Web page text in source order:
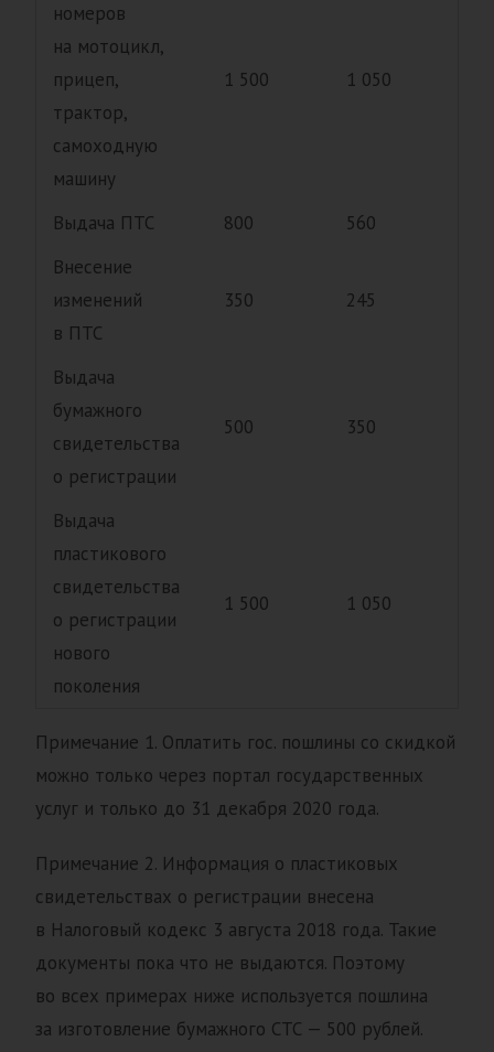
номеров
на мотоцикл,
прицеп,
трактор,
самоходную
машину
1 500 1 050
Выдача ПТС 800
560
Внесение
изменений
в ПТС
350 245
Выдача
бумажного
свидетельства
о регистрации
500 350
Выдача
пластикового
свидетельства
о регистрации
нового
поколения
1 500 1 050
Примечание 1. Оплатить гос. пошлины со скидкой
можно только через портал государственных
услуг и только до 31 декабря 2020 года.
Примечание 2. Информация о пластиковых
свидетельствах о регистрации внесена
в Налоговый кодекс 3 августа 2018 года. Такие
документы пока что не выдаются. Поэтому
во всех примерах ниже используется пошлина
за изготовление бумажного СТС — 500 рублей.